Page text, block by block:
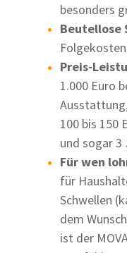
besonders
Beutellose
Preis-
1.000 Euro
100 bis 150
und sogar 3
Für wen
für
Schwellen
dem
ist der